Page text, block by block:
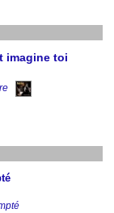
imagine toi